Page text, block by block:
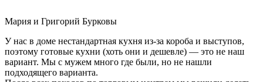
Мария и Григорий Бурковы
У нас в доме нестандартная кухня из-за короба и выступов,
поэтому готовые кухни (хоть они и дешевле) — это не наш
вариант. Мы с мужем много где были, но не нашли
подходящего варианта.